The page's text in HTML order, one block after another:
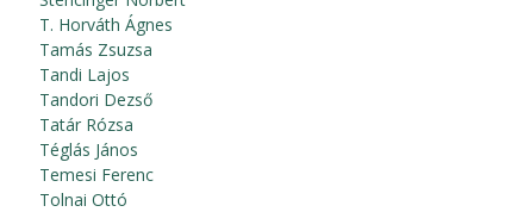
T. Horváth Ágnes
Tamás Zsuzsa
Tandi Lajos
Tandori Dezső
Tatár Rózsa
Téglás János
Temesi Ferenc
Tolnai Ottó